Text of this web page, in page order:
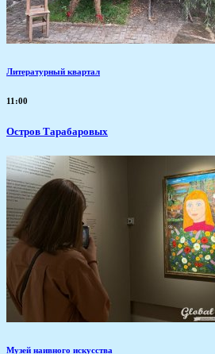
Литературный квартал
11:00
Остров Тарабаровых
Музей наивного искусства